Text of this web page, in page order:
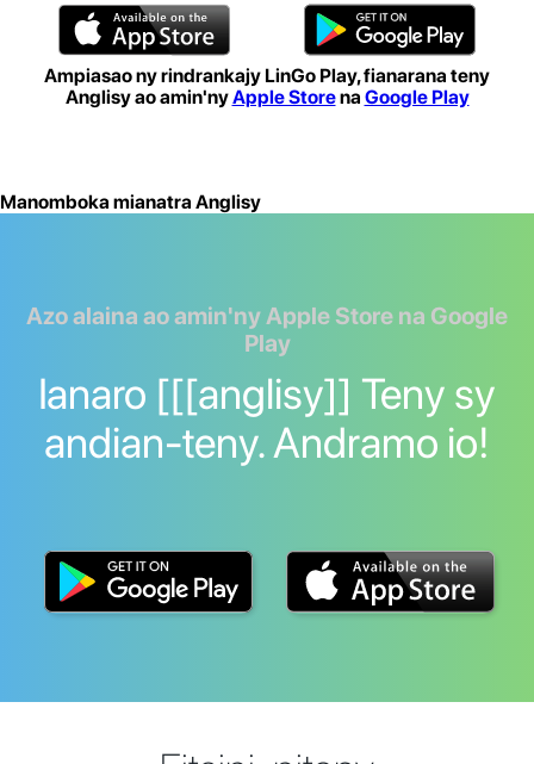
Ampiasao ny rindrankajy LinGo Play, fianarana teny
Anglisy ao amin'nyApple Storena Google Play
Manomboka mianatra Anglisy
Azo alaina ao amin'ny Apple Store na Google
Play
Ianaro [[[anglisy]] Teny sy
andian-teny. Andramo io!